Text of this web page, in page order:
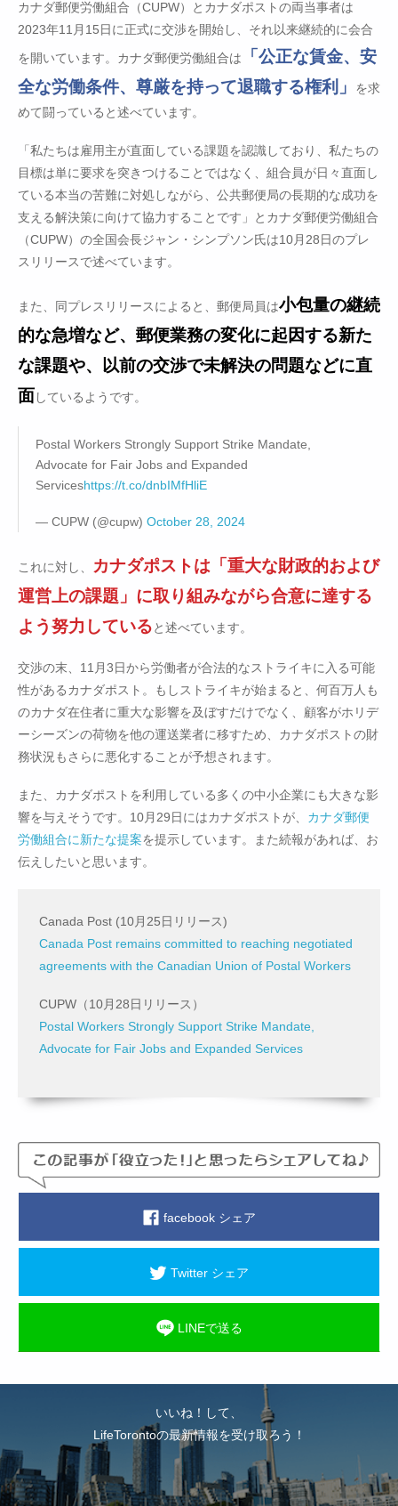
カナダ郵便労働組合（CUPW）とカナダポストの両当事者は
2023年11月15日に正式に交渉を開始し、それ以来継続的に会合
を開いています。カナダ郵便労働組合は
「公正な賃金、安
全な労働条件、尊厳を持って退職する権利」
を求
めて闘っていると述べています。
「私たちは雇用主が直面している課題を認識しており、私たちの
目標は単に要求を突きつけることではなく、組合員が日々直面し
ている本当の苦難に対処しながら、公共郵便局の長期的な成功を
支える解決策に向けて協力することです」とカナダ郵便労働組合
（CUPW）の全国会長ジャン・シンプソン氏は10月28日のプレ
スリリースで述べています。
また、同プレスリリースによると、郵便局員は小包量の継続
的な急増など、郵便業務の変化に起因する新た
な課題や、以前の交渉で未解決の問題などに直
面しているようです。
Postal Workers Strongly Support Strike Mandate,
Advocate for Fair Jobs and Expanded
Serviceshttps://t.co/dnbIMfHliE
— CUPW (@cupw) October 28, 2024
これに対し、
カナダポストは「重大な財政的および
運営上の課題」に取り組みながら合意に達する
よう努力していると述べています。
交渉の末、11月3日から労働者が合法的なストライキに入る可能
性があるカナダポスト。もしストライキが始まると、何百万人も
のカナダ在住者に重大な影響を及ぼすだけでなく、顧客がホリデ
ーシーズンの荷物を他の運送業者に移すため、カナダポストの財
務状況もさらに悪化することが予想されます。
また、カナダポストを利用している多くの中小企業にも大きな影
響を与えそうです。10月29日にはカナダポストが、 カナダ郵便
労働組合に新たな提案を提示しています。また続報があれば、お
伝えしたいと思います。
Canada Post (10月25日リリース)
Canada Post remains committed to reaching negotiated
agreements with the Canadian Union of Postal Workers
CUPW（10月28日リリース）
Postal Workers Strongly Support Strike Mandate,
Advocate for Fair Jobs and Expanded Services
facebook シェア
Twitter シェア
LINEで送る
いいね！して、
LifeTorontoの最新情報を受け取ろう！